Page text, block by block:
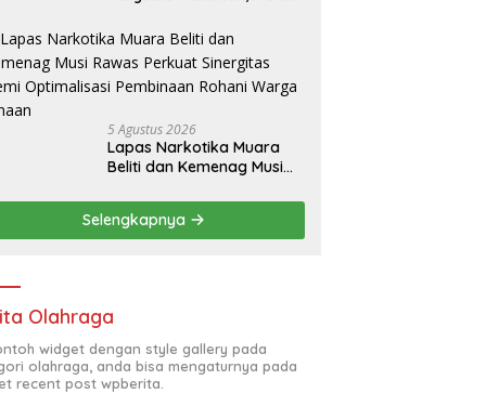
Musi Rawas Viral Berulat
dan Cacing
5 Agustus 2026
Lapas Narkotika Muara
Beliti dan Kemenag Musi
Demi Optimalisasi
Pembinaan Rohani Warga
Binaan
Selengkapnya
Olahraga
widget dengan style gallery pada
olahraga, anda bisa mengaturnya pada
recent post wpberita.